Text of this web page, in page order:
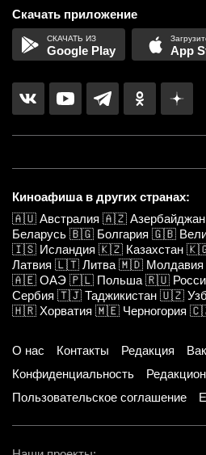
Скачать приложение
Google Play App
Киноафиша в других странах:
🇦🇺 Австралия 🇦🇿 Азербайджан
Беларусь 🇧🇬 Болгария 🇬🇧
🇮🇸 Исландия 🇰🇿 Казахстан
Латвия 🇱🇹 Литва 🇲🇩 Молдавия
🇦🇪 ОАЭ 🇵🇱 Польша 🇷🇺
Сербия 🇹🇯 Таджикистан 🇺🇿
🇭🇷 Хорватия 🇲🇪 Черногория
О нас Контакты Редакция
Конфиденциальность
Пользовательское соглашение